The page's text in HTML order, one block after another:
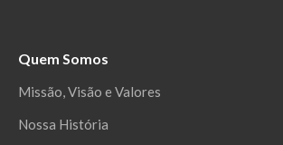
Quem Somos
Missão, Visão e Valores
Nossa História